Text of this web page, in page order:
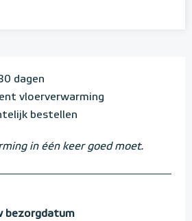
dagen
vloerverwarming
bestellen
in één keer goed moet.
bezorgdatum